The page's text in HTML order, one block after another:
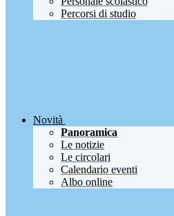
Percorsi di studio
Novità
Panoramica
Le notizie
Le circolari
Calendario eventi
Albo online